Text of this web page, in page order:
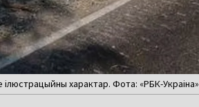
характар. Фота: «РБК-Украіна»